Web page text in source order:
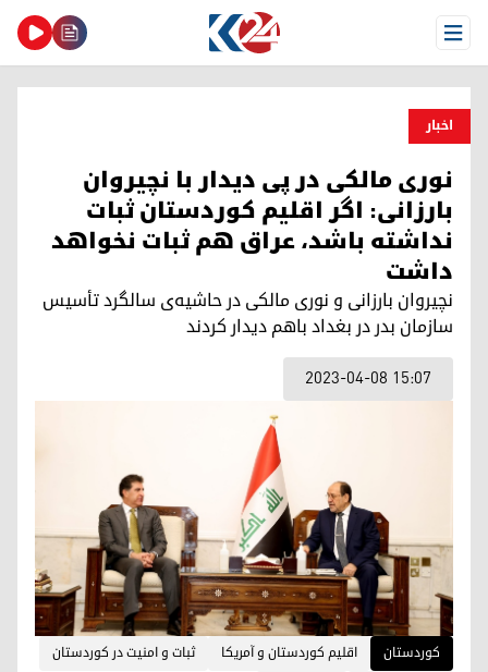
Open Menu
اخبار
نوری مالکی در پی دیدار با نچیروان
بارزانی: اگر اقلیم کوردستان ثبات
نداشته باشد، عراق هم ثبات نخواهد
داشت
نچیروان بارزانی و نوری مالکی در حاشیه‌ی سالگرد تأسیس
سازمان بدر در بغداد باهم دیدار کردند
2023-04-08 15:07
کوردستان اقلیم کوردستان و آمریکا
ثبات و امنیت در کوردستان